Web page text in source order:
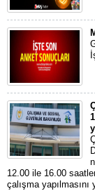
12.00 ile 16.00
çalışma yapılmasını